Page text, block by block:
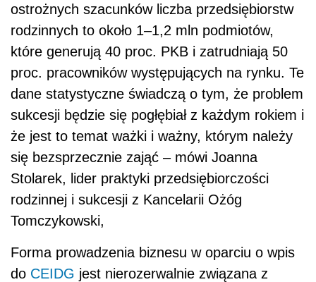
ostrożnych szacunków liczba przedsiębiorstw
rodzinnych to około 1–1,2 mln podmiotów,
które generują 40 proc. PKB i zatrudniają 50
proc. pracowników występujących na rynku. Te
dane statystyczne świadczą o tym, że problem
sukcesji będzie się pogłębiał z każdym rokiem i
że jest to temat ważki i ważny, którym należy
się bezsprzecznie zająć – mówi Joanna
Stolarek, lider praktyki przedsiębiorczości
rodzinnej i sukcesji z Kancelarii Ożóg
Tomczykowski,
Forma prowadzenia biznesu w oparciu o wpis
do CEIDG jest nierozerwalnie związana z